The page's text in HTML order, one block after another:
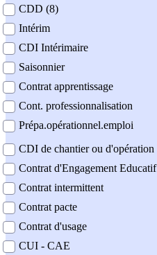
CDD (8)
Intérim
CDI Intérimaire
Saisonnier
Contrat apprentissage
Cont. professionnalisation
Prépa.opérationnel.emploi
CDI de chantier ou d'opération
Contrat d'Engagement Educatif
Contrat intermittent
Contrat pacte
Contrat d'usage
CUI - CAE